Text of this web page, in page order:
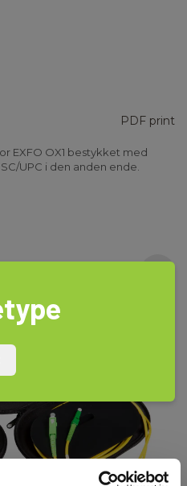
PDF print
EXFO OX1 bestykket med
UPC i den anden ende.